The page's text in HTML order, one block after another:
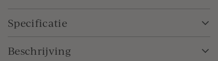
Specificatie
Beschrijving